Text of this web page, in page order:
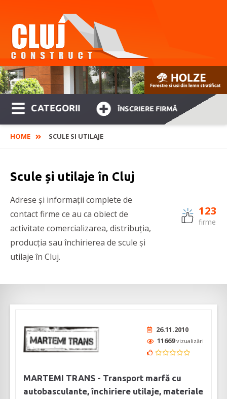
CATEGORII ÎNSCRIERE FIRMĂ
HOME SCULE SI UTILAJE
Scule și utilaje în Cluj
Adrese și informații complete de
contact firme ce au ca obiect de
activitate comercializarea, distribuția,
producția sau închirierea de scule și
utilaje în Cluj.
123
firme
26.11.2010
11669vizualizări
MARTEMI TRANS - Transport marfă cu
autobasculante, închiriere utilaje, materiale